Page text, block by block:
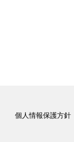
個人情報保護方針